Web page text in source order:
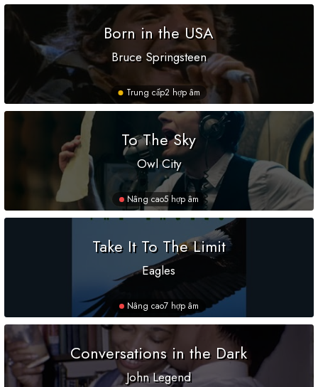
Born in the USA
Bruce Springsteen
Trung cấp2 hợp âm
To The Sky
Owl City
Nâng cao5 hợp âm
Take It To The Limit
Eagles
Nâng cao7 hợp âm
Conversations in the Dark
John Legend